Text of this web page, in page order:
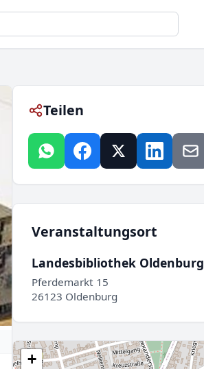
Teilen
Veranstaltungsort
Landesbibliothek Oldenburg
Pferdemarkt 15
26123 Oldenburg
+